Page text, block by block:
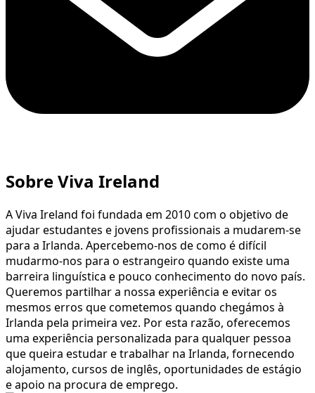
Sobre Viva Ireland
A Viva Ireland foi fundada em 2010 com o objetivo de
ajudar estudantes e jovens profissionais a mudarem-se
para a Irlanda. Apercebemo-nos de como é difícil
mudarmo-nos para o estrangeiro quando existe uma
barreira linguística e pouco conhecimento do novo país.
Queremos partilhar a nossa experiência e evitar os
mesmos erros que cometemos quando chegámos à
Irlanda pela primeira vez. Por esta razão, oferecemos
uma experiência personalizada para qualquer pessoa
que queira estudar e trabalhar na Irlanda, fornecendo
alojamento, cursos de inglês, oportunidades de estágio
e apoio na procura de emprego.